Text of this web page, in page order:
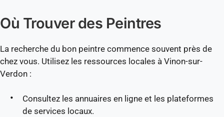
Où Trouver des Peintres
La recherche du bon peintre commence souvent près de
chez vous. Utilisez les ressources locales à Vinon-sur-
Verdon :
Consultez les annuaires en ligne et les plateformes
de services locaux.